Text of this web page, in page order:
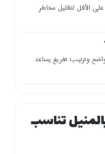
الأقل لتقليل مخاطر
وترتيب تفريغ يساعد
تناسب